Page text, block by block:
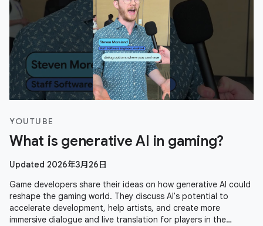
YOUTUBE
What is generative AI in gaming?
Updated 2026年3月26日
Game developers share their ideas on how generative AI could
reshape the gaming world. They discuss AI's potential to
accelerate development, help artists, and create more
immersive dialogue and live translation for players in the